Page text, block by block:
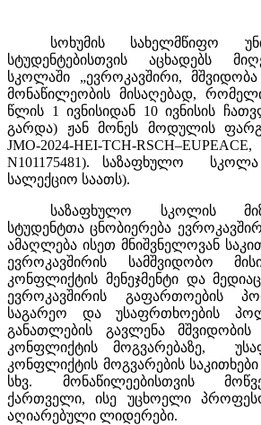
სოხუმის სახელმწიფო
სტუდენტებისთვის
აცხადებს
სკოლაში „ევროკავშირი, მშვიდობა
მონაწილეობის მისაღებად,
წლის 1 ივნისიდან 10 ივნისის
გარდა) ჟან მონეს მოდულის
JMO-2024-HEI-TCH-
N101175481). საზაფხულო სკოლა
სალექციო საათს).
საზაფხულო სკოლის
სტუდენტთა ცნობიერება
ამაღლება ისეთ მნიშვნელოვან
ევროკავშირის
სამშვიდობო
კონფლიქტის მენეჯმენტი და
ევროკავშირის
გაფართოების
საგარეო
და უსაფრთხოების
განათლების
გავლენა მშვიდობის
კონფლიქტის
მოგვარებაზე,
კონფლიქტის მოგვარების საკითხები
სხვ. მონაწილეებისთვის
ქართველი,ისე უცხოელი
აღიარებული ლიდერები.